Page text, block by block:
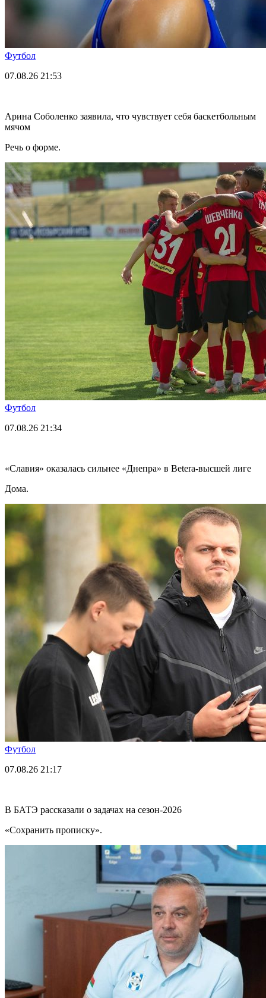
Футбол
07.08.26 21:53
Арина Соболенко заявила, что чувствует себя баскетбольным
мячом
Речь о форме.
Футбол
07.08.26 21:34
«Славия» оказалась сильнее «Днепра» в Betera-высшей лиге
Дома.
Футбол
07.08.26 21:17
В БАТЭ рассказали о задачах на сезон-2026
«Сохранить прописку».